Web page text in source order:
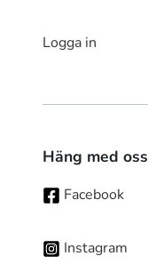
Logga in
Häng med oss
Facebook
Instagram